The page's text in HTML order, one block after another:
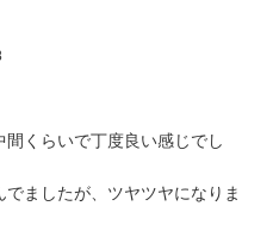
くらいで丁度良い感じでし
ましたが、ツヤツヤになりま